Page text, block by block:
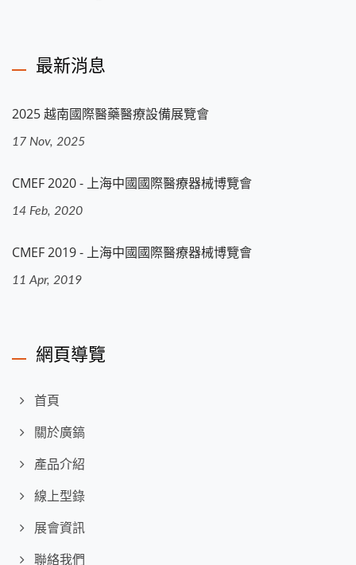
最新消息
2025 越南國際醫藥醫療設備展覽會
17 Nov, 2025
CMEF 2020 - 上海中國國際醫療器械博覽會
14 Feb, 2020
CMEF 2019 - 上海中國國際醫療器械博覽會
11 Apr, 2019
網頁導覽
首頁
關於廣鎬
產品介紹
線上型錄
展會資訊
聯絡我們